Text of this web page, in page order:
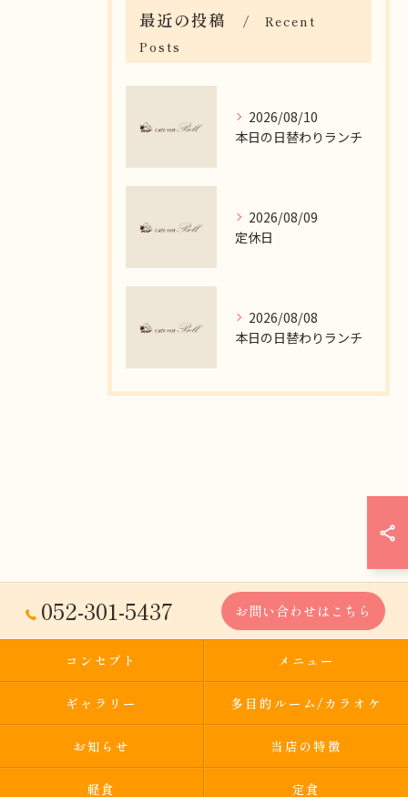
最近の投稿
Recent
Posts
2026/08/10
本日の日替わりランチ
2026/08/09
定休日
2026/08/08
本日の日替わりランチ
052-301-5437 お問い合わせはこちら
コンセプト メニュー
ギャラリー 多目的ルーム/カラオケ
お知らせ 当店の特徴
軽食 定食